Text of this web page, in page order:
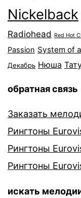
Nickelback
Radiohead Red Hot
Passion System of
Декабрь Нюша
обратная связь
Заказать
Рингтоны
Рингтоны
Рингтоны
искать